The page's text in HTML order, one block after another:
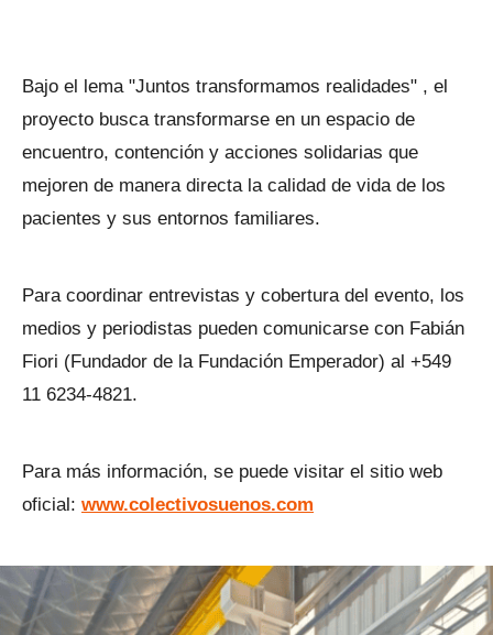
Bajo el lema "Juntos transformamos realidades" , el
proyecto busca transformarse en un espacio de
encuentro, contención y acciones solidarias que
mejoren de manera directa la calidad de vida de los
pacientes y sus entornos familiares.
Para coordinar entrevistas y cobertura del evento, los
medios y periodistas pueden comunicarse con Fabián
Fiori (Fundador de la Fundación Emperador) al +549
11 6234-4821.
Para más información, se puede visitar el sitio web
oficial: www.colectivosuenos.com